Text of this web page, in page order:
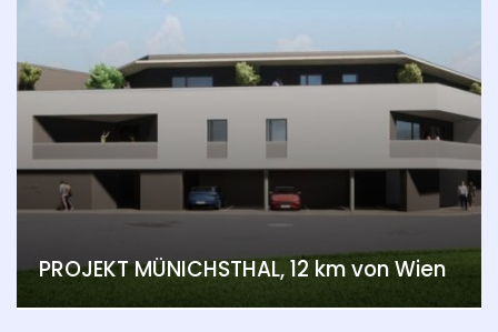
PROJEKT MÜNICHSTHAL, 12 km von Wien